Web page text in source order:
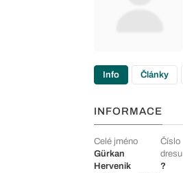
Info Články
INFORMACE
Celé jméno
Gürkan
Hervenik
Číslo
dresu
?